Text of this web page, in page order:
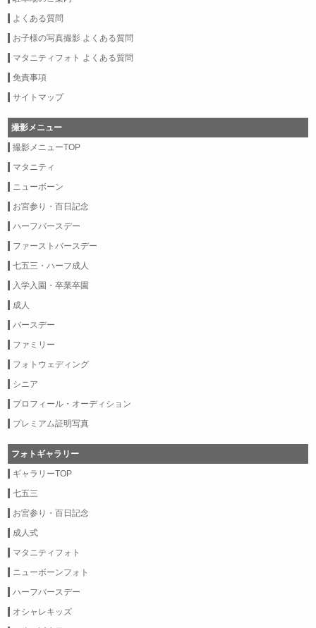
よくある質問
お子様の写真撮影 よくある質問
マタニティフォト よくある質問
免責事項
サイトマップ
撮影メニュー
撮影メニューTOP
マタニティ
ニューボーン
お宮参り・百日記念
ハーフバースデー
ファーストバースデー
七五三・ハーフ成人
入学入園・卒業卒園
成人
バースデー
ファミリー
フォトウェディング
シニア
プロフィール・オーディション
プレミアム証明写真
フォトギャラリー
ギャラリーTOP
七五三
お宮参り・百日記念
成人式
マタニティフォト
ニューボーンフォト
ハーフバースデー
オシャレキッズ